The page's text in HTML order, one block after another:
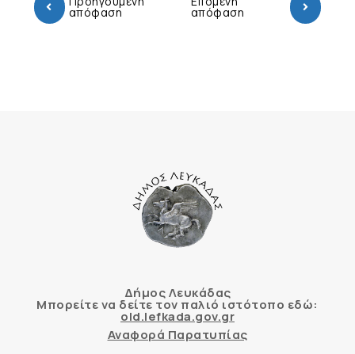
απόφαση απόφαση
Δήμος Λευκάδας
Μπορείτε να δείτε τον παλιό ιστότοπο εδώ:
old.lefkada.gov.gr
Αναφορά Παρατυπίας